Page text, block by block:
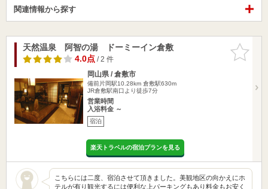
関連情報から探す
お気に入
りに追加
天然温泉 阿智の湯 ドーミーイン倉敷
4.0点/ 2 件
岡山県 / 倉敷市
備前片岡駅10.28km 倉敷駅630m
JR倉敷駅南口より徒歩7分
営業時間
入浴料金 ～
宿泊
楽天トラベルの宿泊プランを見る
こちらには二度、宿泊させて頂きました。美観地区の向かえにホ
テルが有り観光するには便利な上パーキングもあり料金もお安く